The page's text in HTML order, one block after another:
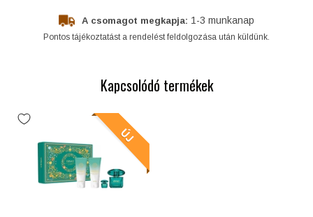
A csomagot megkapja: 1-3 munkanap
Pontos tájékoztatást a rendelést feldolgozása után küldünk.
Kapcsolódó termékek